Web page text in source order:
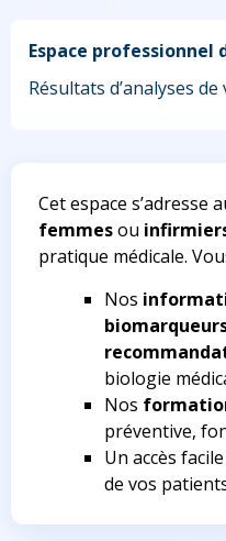
Espace professionnel
Résultats d’analyses
Cet espace s’adresse
femmesou
pratique médicale.
Nos
biologie
Nos
préventive,
Un accès
de vos